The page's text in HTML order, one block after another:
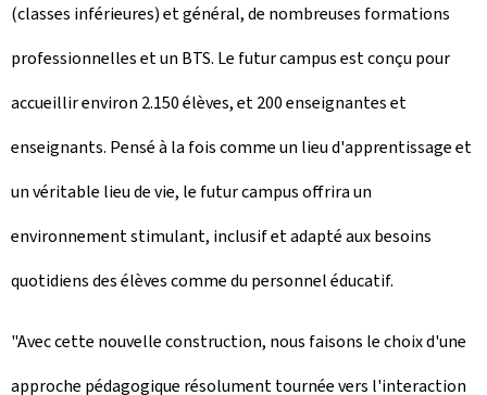
(classes inférieures) et général, de nombreuses formations
professionnelles et un BTS. Le futur campus est conçu pour
accueillir environ 2.150 élèves, et 200 enseignantes et
enseignants. Pensé à la fois comme un lieu d'apprentissage et
un véritable lieu de vie, le futur campus offrira un
environnement stimulant, inclusif et adapté aux besoins
quotidiens des élèves comme du personnel éducatif.
"Avec cette nouvelle construction, nous faisons le choix d'une
approche pédagogique résolument tournée vers l'interaction